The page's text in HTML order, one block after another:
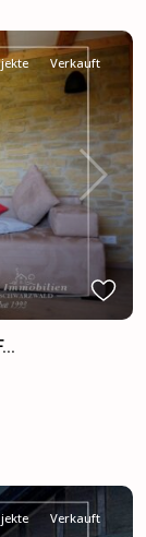
Next
Verkauft
Verkauft